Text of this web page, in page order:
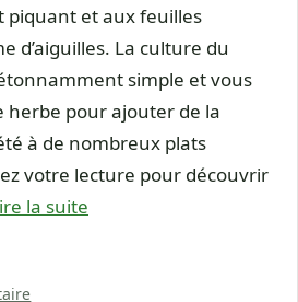
et aux feuilles
d’aiguilles. La culture du
simple et vous
herbe pour ajouter de la
à de nombreux plats
votre lecture pour découvrir
la suite